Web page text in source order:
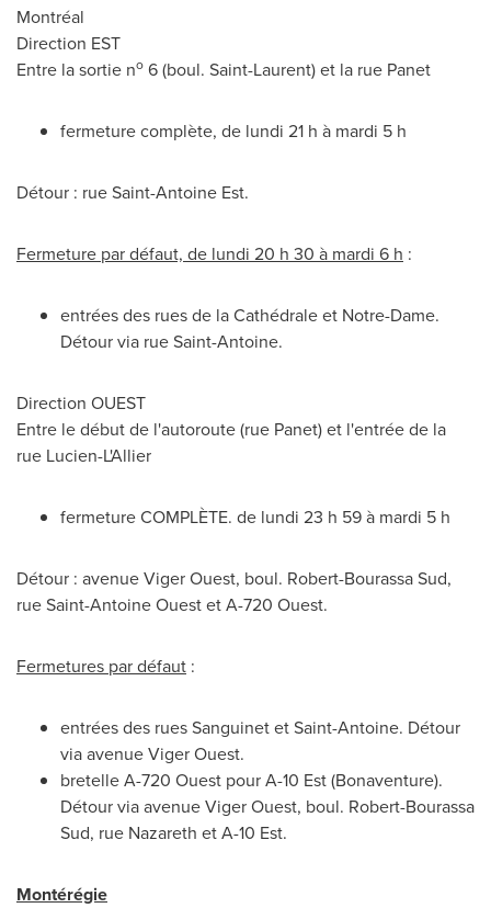
Montréal
Direction EST
Entre la sortie no 6 (boul. Saint-Laurent) et la rue Panet
fermeture complète, de lundi 21 h à mardi 5 h
Détour : rue Saint-Antoine Est.
Fermeture par défaut, de lundi 20 h 30 à mardi 6 h :
entrées des rues de la Cathédrale et Notre-Dame.
Détour via rueSaint-Antoine.
Direction OUEST
Entre le début de l'autoroute (rue Panet) et l'entrée de la
rue Lucien-L'Allier
fermeture COMPLÈTE. de lundi 23 h 59 à mardi 5 h
Détour : avenue Viger Ouest, boul. Robert-Bourassa Sud,
rue Saint-Antoine Ouest et A-720 Ouest.
Fermetures par défaut :
entrées des rues Sanguinet etSaint-Antoine. Détour
via avenue Viger Ouest.
bretelle A-720 Ouest pour A-10 Est (Bonaventure).
Détour via avenue Viger Ouest, boul. Robert-Bourassa
Sud, rue Nazareth et A-10 Est.
Montérégie